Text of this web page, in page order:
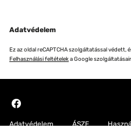
Adatvédelem
Ez az oldal reCAPTCHA szolgáltatással védett,
Felhasználási feltételeka Google
Adatvédelem ÁSZF